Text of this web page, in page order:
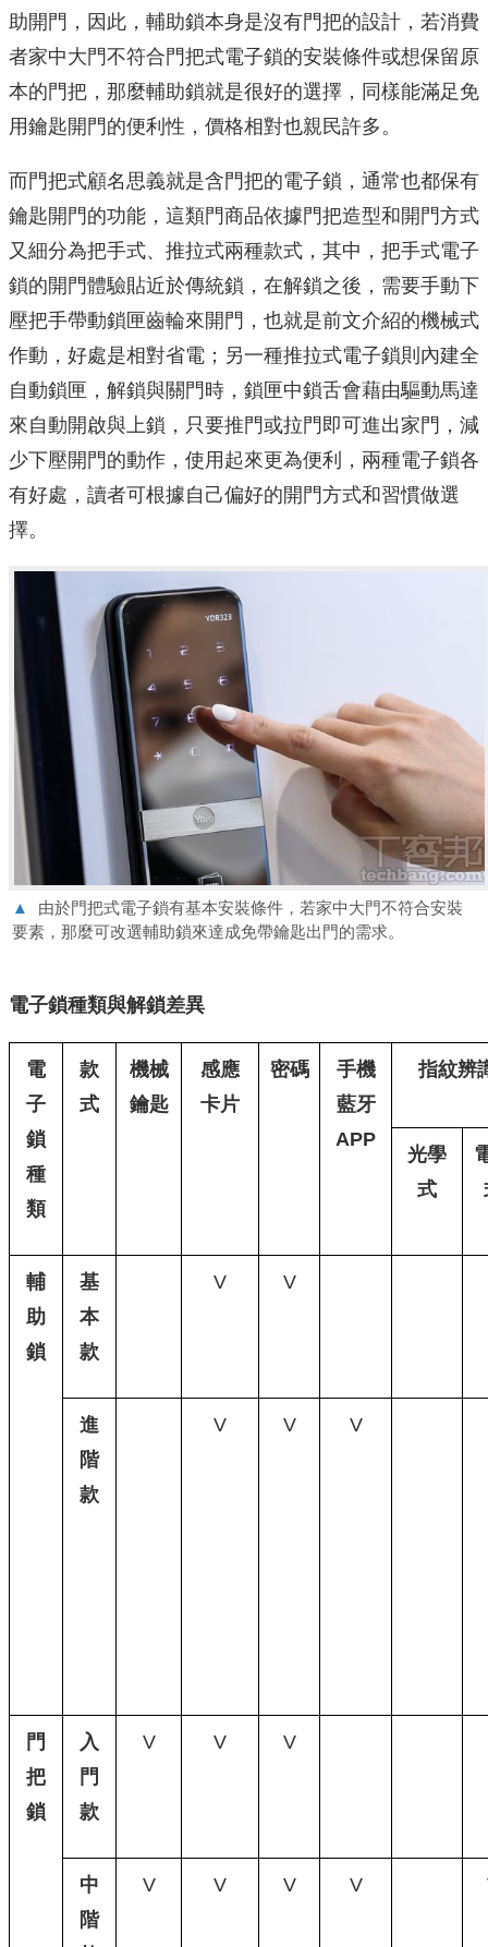
助開門，因此，輔助鎖本身是沒有門把的設計，若消費
者家中大門不符合門把式電子鎖的安裝條件或想保留原
本的門把，那麼輔助鎖就是很好的選擇，同樣能滿足免
用鑰匙開門的便利性，價格相對也親民許多。
而門把式顧名思義就是含門把的電子鎖，通常也都保有
鑰匙開門的功能，這類門商品依據門把造型和開門方式
又細分為把手式、推拉式兩種款式，其中，把手式電子
鎖的開門體驗貼近於傳統鎖，在解鎖之後，需要手動下
壓把手帶動鎖匣齒輪來開門，也就是前文介紹的機械式
作動，好處是相對省電；另一種推拉式電子鎖則內建全
自動鎖匣，解鎖與關門時，鎖匣中鎖舌會藉由驅動馬達
來自動開啟與上鎖，只要推門或拉門即可進出家門，減
少下壓開門的動作，使用起來更為便利，兩種電子鎖各
有好處，讀者可根據自己偏好的開門方式和習慣做選
擇。
▲
由於門把式電子鎖有基本安裝條件，若家中大門不符合安裝
要素，那麼可改選輔助鎖來達成免帶鑰匙出門的需求。
電子鎖種類與解鎖差異
電
子
鎖
種
類
款
式
機械
鑰匙
感應
卡片
密碼
手機
藍牙
APP
指紋辨
光學
式
輔
助
鎖
基
本
款
V V
進
階
款
V V V
門
把
鎖
入
門
款
V V V
中
階
V V V V